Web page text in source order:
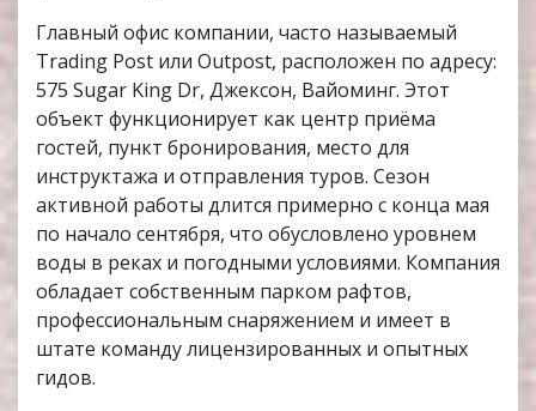
Главный офис компании, часто называемый
Trading Post или Outpost, расположен по адресу:
575 Sugar King Dr, Джексон, Вайоминг. Этот
объект функционирует как центр приёма
гостей, пункт бронирования, место для
инструктажа и отправления туров. Сезон
активной работы длится примерно с конца мая
по начало сентября, что обусловлено уровнем
воды в реках и погодными условиями. Компания
обладает собственным парком рафтов,
профессиональным снаряжением и имеет в
штате команду лицензированных и опытных
гидов.